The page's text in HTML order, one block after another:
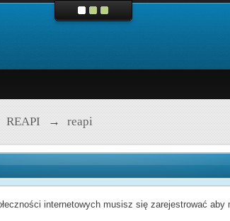
REAPI → reapi
internetowych musisz się zarejestrować